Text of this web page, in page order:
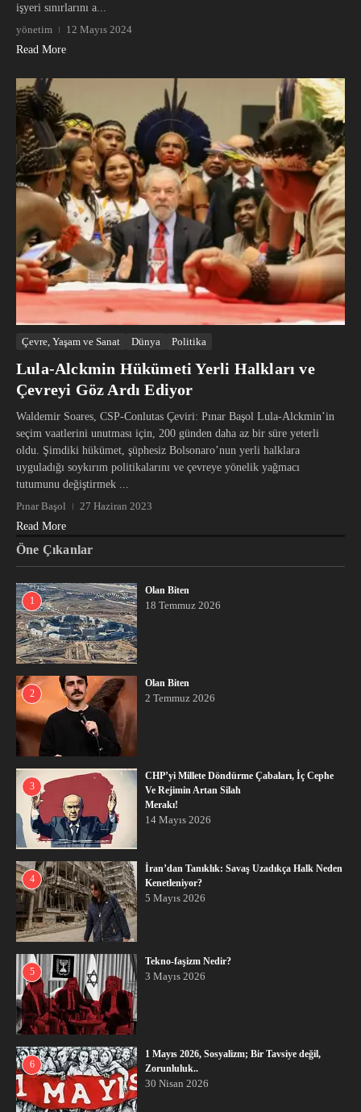
işyeri sınırlarını a...
yönetim
12 Mayıs 2024
Read More
Çevre, Yaşam ve Sanat Dünya Politika
Lula-Alckmin Hükümeti Yerli Halkları ve
Çevreyi Göz Ardı Ediyor
Waldemir Soares, CSP-Conlutas Çeviri: Pınar Başol Lula-Alckmin’in
seçim vaatlerini unutması için, 200 günden daha az bir süre yeterli
oldu. Şimdiki hükümet, şüphesiz Bolsonaro’nun yerli halklara
uyguladığı soykırım politikalarını ve çevreye yönelik yağmacı
tutumunu değiştirmek ...
Pınar Başol
27 Haziran 2023
Read More
Öne Çıkanlar
1
Olan Biten
18 Temmuz 2026
2
Olan Biten
2 Temmuz 2026
3
CHP’yi Millete Döndürme Çabaları, İç Cephe
Ve Rejimin Artan Silah
Merakı!
14 Mayıs 2026
4
İran’dan Tanıklık: Savaş Uzadıkça Halk Neden
Kenetleniyor?
5 Mayıs 2026
5
Tekno-faşizm Nedir?
3 Mayıs 2026
6
1 Mayıs 2026, Sosyalizm; Bir Tavsiye değil,
Zorunluluk..
30 Nisan 2026